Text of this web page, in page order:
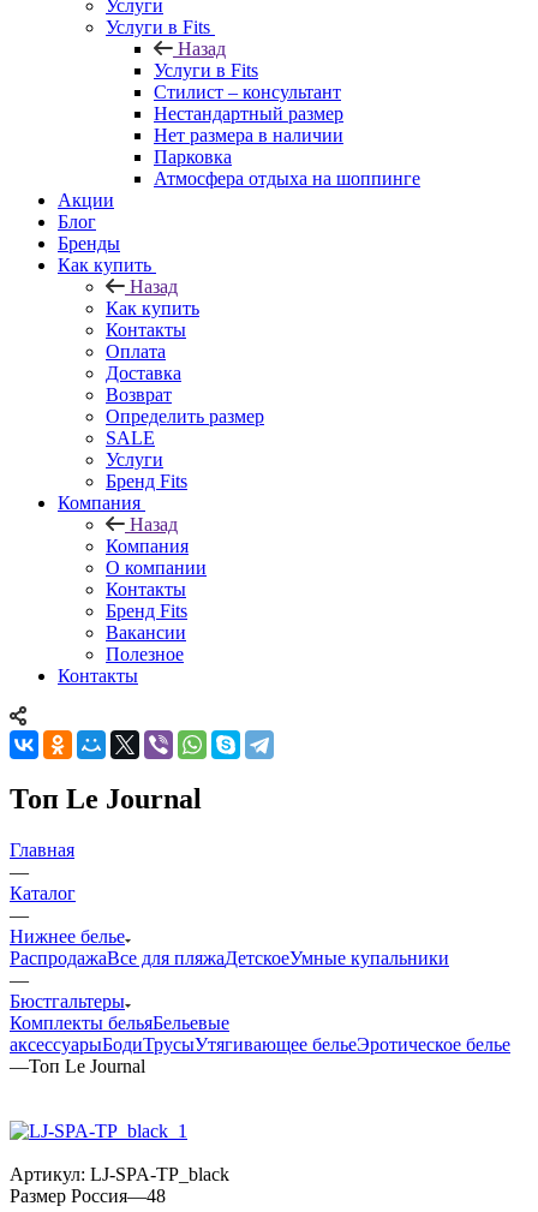
Услуги
Услуги в Fits
Назад
Услуги в Fits
Стилист – консультант
Нестандартный размер
Нет размера в наличии
Парковка
Атмосфера отдыха на шоппинге
Акции
Блог
Бренды
Как купить
Назад
Как купить
Контакты
Оплата
Доставка
Возврат
Определить размер
SALE
Услуги
Бренд Fits
Компания
Назад
Компания
О компании
Контакты
Бренд Fits
Вакансии
Полезное
Контакты
Топ Le Journal
Главная
—
Каталог
—
Нижнее белье
РаспродажаВсе для пляжаДетскоеУмные купальники
—
Бюстгальтеры
Комплекты бельяБельевые
аксессуарыБодиТрусыУтягивающее бельеЭротическое белье
—Топ Le Journal
Артикул: LJ-SPA-TP_black
Размер Россия—48